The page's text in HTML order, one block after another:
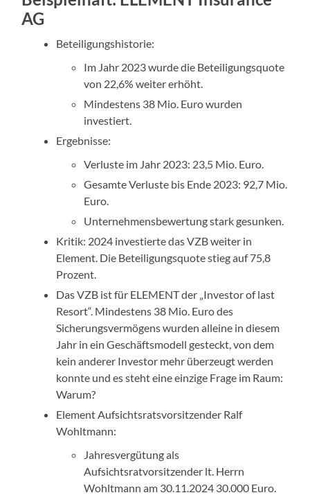
AG
Beteiligungshistorie:
Im Jahr 2023 wurde die Beteiligungsquote
von 22,6% weiter erhöht.
Mindestens 38 Mio. Euro wurden
investiert.
Ergebnisse:
Verluste im Jahr 2023: 23,5 Mio. Euro.
Gesamte Verluste bis Ende 2023: 92,7 Mio.
Euro.
Unternehmensbewertung stark gesunken.
Kritik: 2024 investierte das VZB weiter in
Element. Die Beteiligungsquote stieg auf 75,8
Prozent.
Das VZB ist für ELEMENT der „Investor of last
Resort“. Mindestens 38 Mio. Euro des
Sicherungsvermögens wurden alleine in diesem
Jahr in ein Geschäftsmodell gesteckt, von dem
kein anderer Investor mehr überzeugt werden
konnte und es steht eine einzige Frage im Raum:
Warum?
Element Aufsichtsratsvorsitzender Ralf
Wohltmann:
Jahresvergütung als
Aufsichtsratvorsitzender lt. Herrn
Wohltmann am 30.11.2024 30.000 Euro.